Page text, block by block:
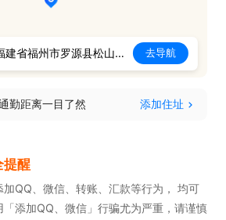
福州市罗源县福建省福州市罗源县松山镇松岐路1号 去导航
勤距离一目了然 添加住址
提醒
QQ、微信、转账、汇款等行为， 均可
添加QQ、微信」行骗尤为严重，请谨慎